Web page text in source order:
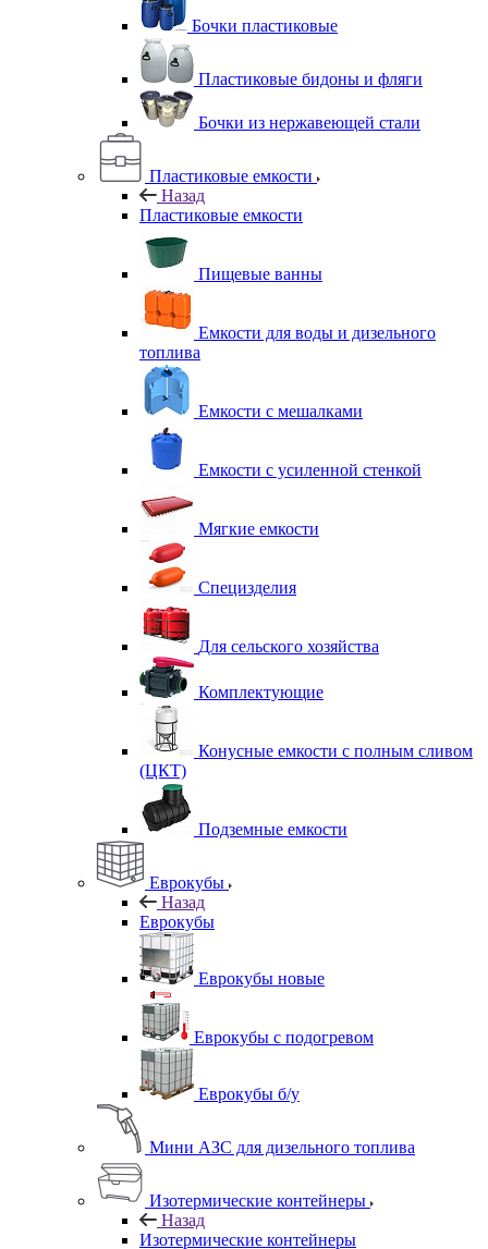
Бочки пластиковые
Пластиковые бидоны и фляги
Бочки из нержавеющей стали
Пластиковые емкости
Назад
Пластиковые емкости
Пищевые ванны
Емкости для воды и дизельного
топлива
Емкости с мешалками
Емкости с усиленной стенкой
Мягкие емкости
Специзделия
Для сельского хозяйства
Комплектующие
Конусные емкости с полным сливом
(ЦКТ)
Подземные емкости
Еврокубы
Назад
Еврокубы
Еврокубы новые
Еврокубы с подогревом
Еврокубы б/у
Мини АЗС для дизельного топлива
Изотермические контейнеры
Назад
Изотермические контейнеры